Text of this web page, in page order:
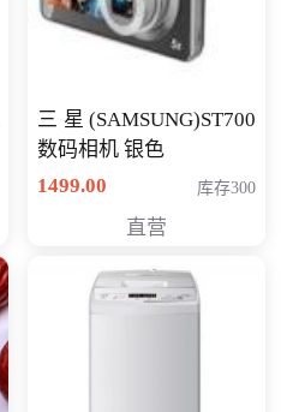
三星(SAMSUNG)ST700
数码相机 银色
1499.00
库存300
直营